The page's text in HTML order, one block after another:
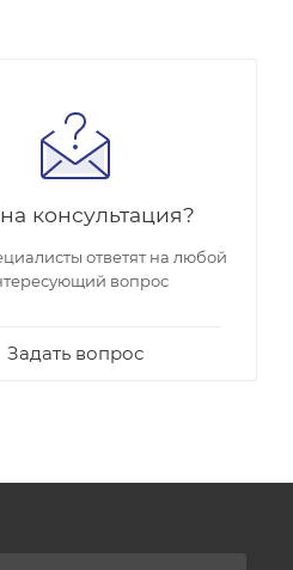
консультация?
ответят на любой
вопрос
Задать вопрос